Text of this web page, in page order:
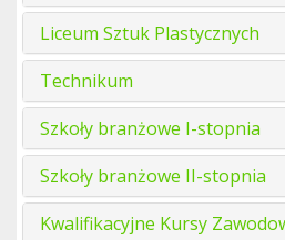
Liceum Sztuk Plastycznych
Technikum
Szkoły branżowe I-stopnia
Szkoły branżowe II-stopnia
Kwalifikacyjne Kursy